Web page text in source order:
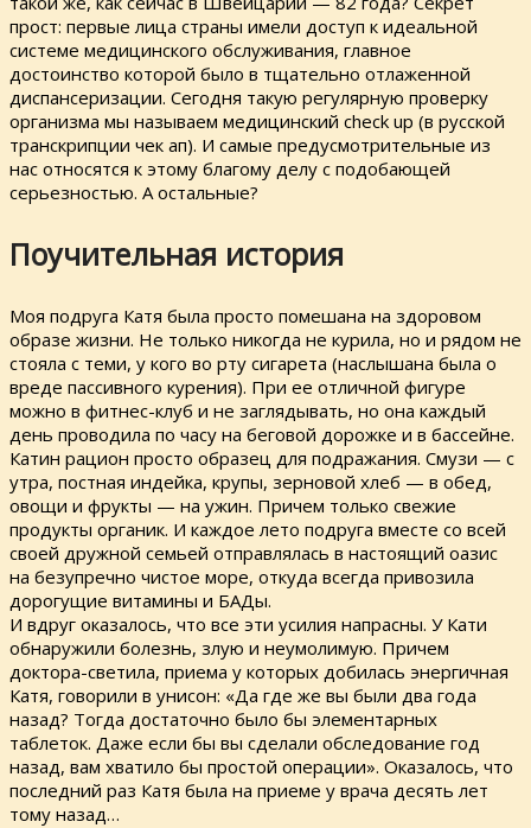
прост: первые лица страны имели доступ к идеальной
системе медицинского обслуживания, главное
достоинство которой было в тщательно отлаженной
диспансеризации. Сегодня такую регулярную проверку
организма мы называем медицинский check up (в русской
транскрипции чек ап). И самые предусмотрительные из
нас относятся к этому благому делу с подобающей
серьезностью. А остальные?
Поучительная история
Моя подруга Катя была просто помешана на здоровом
образе жизни. Не только никогда не курила, но и рядом не
стояла с теми, у кого во рту сигарета (наслышана была о
вреде пассивного курения). При ее отличной фигуре
можно в фитнес-клуб и не заглядывать, но она каждый
день проводила по часу на беговой дорожке и в бассейне.
Катин рацион просто образец для подражания. Смузи — с
утра, постная индейка, крупы, зерновой хлеб — в обед,
овощи и фрукты — на ужин. Причем только свежие
продукты органик. И каждое лето подруга вместе со всей
своей дружной семьей отправлялась в настоящий оазис
на безупречно чистое море, откуда всегда привозила
дорогущие витамины и БАДы.
И вдруг оказалось, что все эти усилия напрасны. У Кати
обнаружили болезнь, злую и неумолимую. Причем
доктора-светила, приема у которых добилась энергичная
Катя, говорили в унисон: «Да где же вы были два года
назад? Тогда достаточно было бы элементарных
таблеток. Даже если бы вы сделали обследование год
назад, вам хватило бы простой операции». Оказалось, что
последний раз Катя была на приеме у врача десять лет
тому назад…